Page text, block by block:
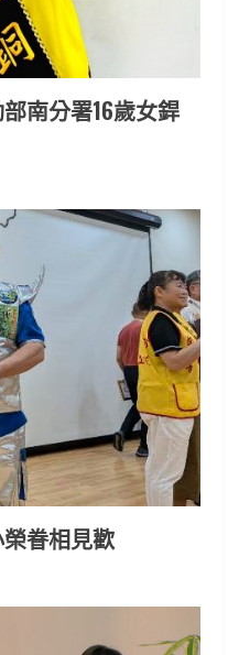
南分署16歲女銲
眷相見歡